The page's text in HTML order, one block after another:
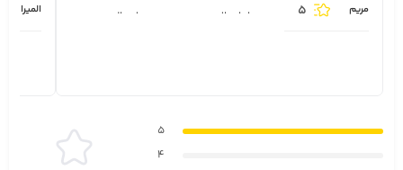
مریم 5 ممنون از ارسال سریعتون محصول عالی بود. المیرا
5
4